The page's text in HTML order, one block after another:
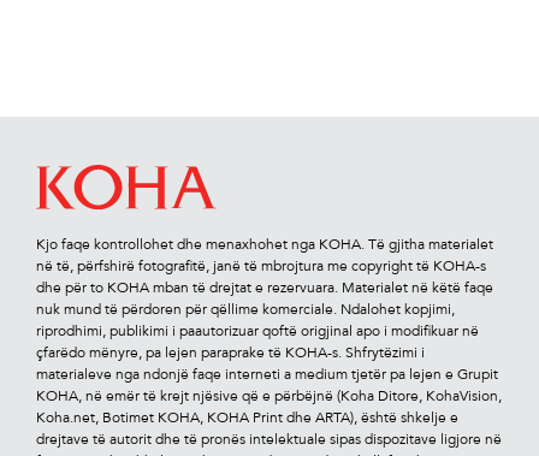
Kjo faqe kontrollohet dhe menaxhohet nga KOHA. Të gjitha materialet
në të, përfshirë fotograﬁtë, janë të mbrojtura me copyright të KOHA-s
dhe për to KOHA mban të drejtat e rezervuara. Materialet në këtë faqe
nuk mund të përdoren për qëllime komerciale. Ndalohet kopjimi,
riprodhimi, publikimi i paautorizuar qoftë origjinal apo i modiﬁkuar në
çfarëdo mënyre, pa lejen paraprake të KOHA-s. Shfrytëzimi i
materialeve nga ndonjë faqe interneti a medium tjetër pa lejen e Grupit
KOHA, në emër të krejt njësive që e përbëjnë (Koha Ditore, KohaVision,
Koha.net, Botimet KOHA, KOHA Print dhe ARTA), është shkelje e
drejtave të autorit dhe të pronës intelektuale sipas dispozitave ligjore në